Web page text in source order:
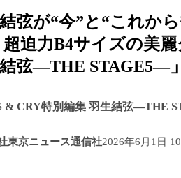
弦が“今”と“これか
超迫力B4サイズの美
弦―THE STAGE5―
& CRY特別編集 羽生結弦―THE
東京ニュース通信社2026年6月1日